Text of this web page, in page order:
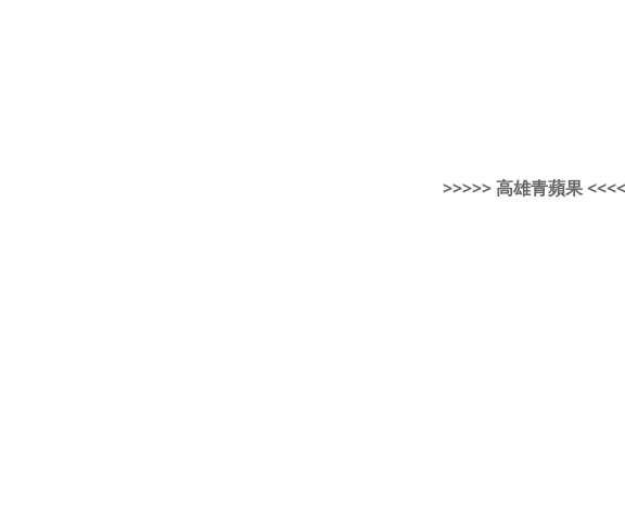
>>>>> 高雄青蘋果